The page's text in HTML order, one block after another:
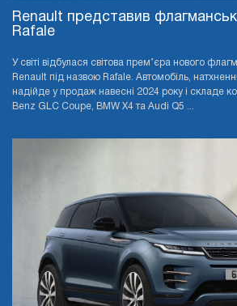
Renault представив
Rafale
У світі відбулася світова прем’єра нового
Renault під назвою Rafale. Автомобіль,
надійде у продаж навесні 2024 року і складе
Benz GLC Coupe, BMW X4 та Audi Q5 ...